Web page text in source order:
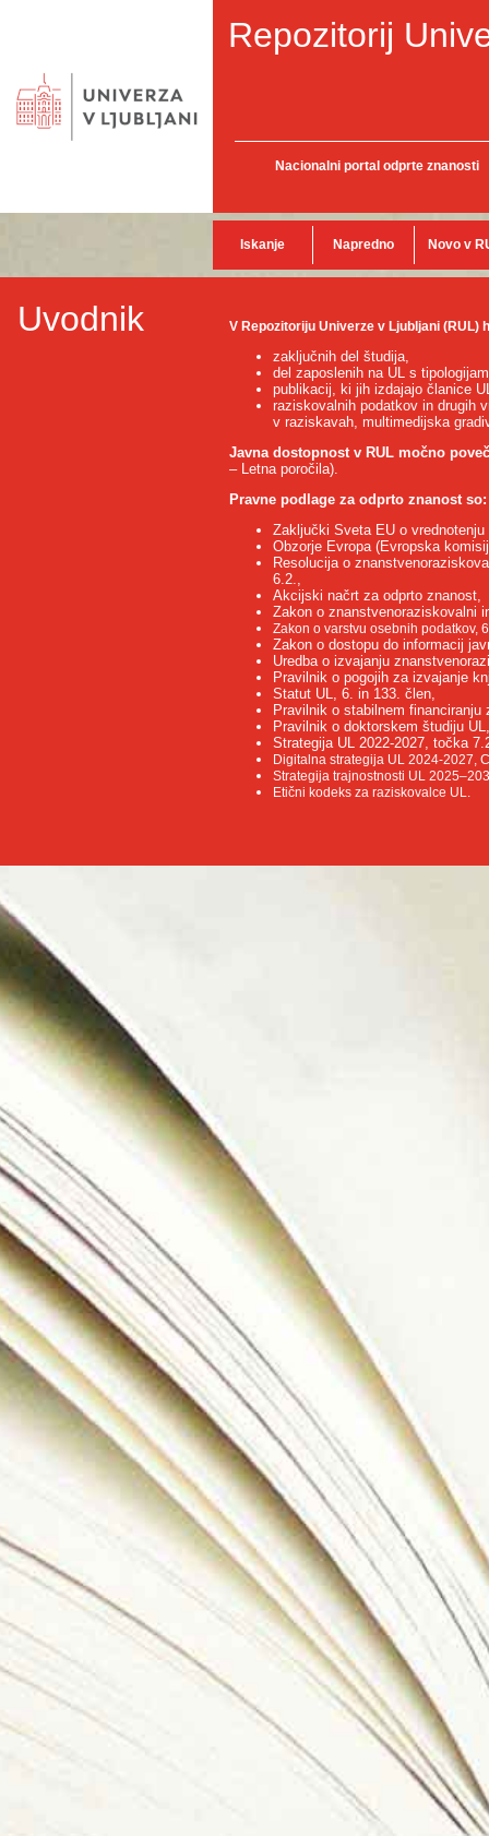
Repozitorij
Nacionalni portal odprte znanosti
Iskanje Napredno Novo v
Uvodnik V Repozitoriju Univerze v Ljubljani
zaključnih del študija,
del zaposlenih na UL s
publikacij, ki jih izdajajo članice
raziskovalnih podatkov in drugih
v raziskavah, multimedijska
Javna dostopnost v RUL močno
– Letna poročila).
Pravne podlage za odprto znanostso:
Zaključki Sveta EU o
Obzorje Evropa (Evropska
Resolucija o
6.2.,
Akcijski načrt za odprto znanost,
Zakon o znanstvenoraziskovalni
Zakon o varstvu osebnih podatkov,
Zakon o dostopu do informacij
Uredba o izvajanju
Pravilnik o pogojih za izvajanje
Statut UL, 6. in 133. člen,
Pravilnik o stabilnem
Pravilnik o doktorskem študiju
Strategija UL 2022-2027, točka
Digitalna strategija UL 2024-2027,
Strategija trajnostnosti UL
Etični kodeks za raziskovalce UL.